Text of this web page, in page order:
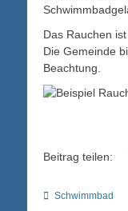
Das Rauchen
Die Gemeinde
Beachtung.
Beitrag teilen:
Kategorien
Schwimmbad